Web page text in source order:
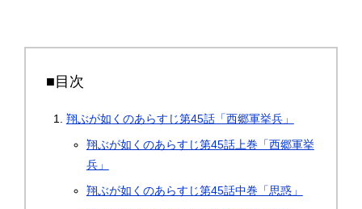
■目次
翔ぶが如くのあらすじ第45話「西郷軍挙兵」
翔ぶが如くのあらすじ第45話上巻「西郷軍挙
兵」
翔ぶが如くのあらすじ第45話中巻「思惑」